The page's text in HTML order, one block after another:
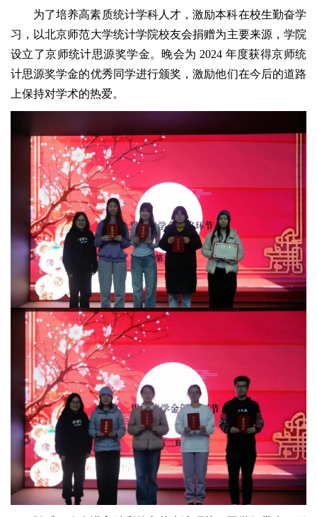
为了培养高素质统计学科人才，激励本科在校生勤奋学
习，以北京师范大学统计学院校友会捐赠为主要来源，学院
设立了京师统计思源奖学金。晚会为 2024 年度获得京师统
计思源奖学金的优秀同学进行颁奖，激励他们在今后的道路
上保持对学术的热爱。